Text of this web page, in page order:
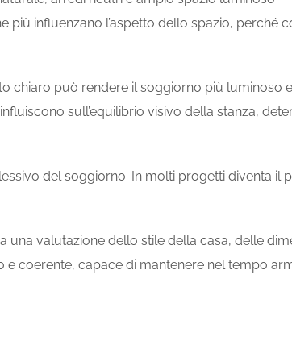
influenzano l’aspetto dello spazio, perché
chiaro può rendere il soggiorno più luminoso
sull’equilibrio visivo della stanza,
del soggiorno. In molti progetti diventa il
valutazione dello stile della casa, delle
coerente, capace di mantenere nel tempo